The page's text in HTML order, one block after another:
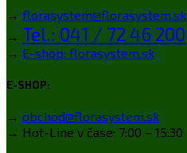
→ florasystem@florasystem.sk
→ Tel.: 041 / 72 46 200
→ E-shop: florasystem.sk
E-SHOP:
→ obchod@florasystem.sk
→ Hot-Line v čase: 7:00 – 15:30